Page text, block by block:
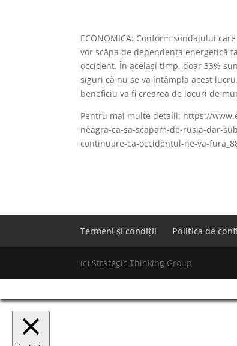
ECONOMICA: Conform sondajului
vor scăpa de dependența energetică
occident. În același timp, doar 33%
siguri că nu se va întâmpla acest
beneficiu va fi crearea de locuri de
Pentru mai multe detalii: https://
neagra-ca-sa-scapam-de-rusia-dar-
continuare-ca-occidentul-ne-va-
Termeni și condiții Politica de
(c) Strategic Thinking Group